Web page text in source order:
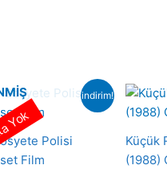
indirim!
Polisi
Film
Yok
Küçük
(1988)